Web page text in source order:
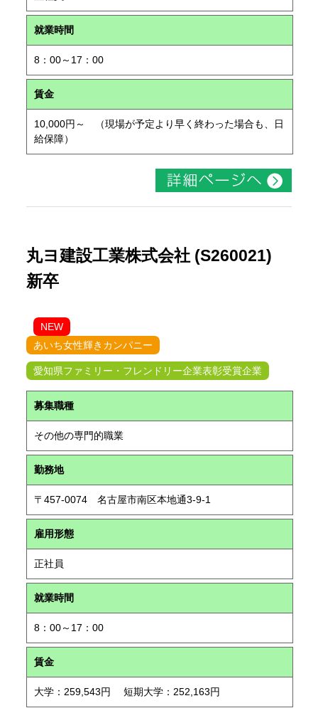
就業時間
8：00～17：00
賃金
10,000円～ （現場が予定より早く終わった場合も、日
給保障）
丸ヨ建設工業株式会社 (S260021)
新卒
NEW
あいち女性輝きカンパニー
愛知県ファミリー・フレンドリー企業表彰受賞企業
募集職種
その他の専門的職業
勤務地
〒457-0074 名古屋市南区本地通3-9-1
雇用形態
正社員
就業時間
8：00～17：00
賃金
大学：259,543円 短期大学：252,163円